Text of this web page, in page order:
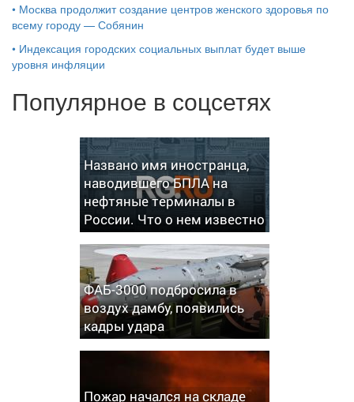
• Москва продолжит создание центров женского здоровья по
всему городу — Собянин
• Индексация городских социальных выплат будет выше
уровня инфляции
Популярное в соцсетях
Названо имя иностранца,
наводившего БПЛА на
нефтяные терминалы в
России. Что о нем известно
ФАБ-3000 подбросила в
воздух дамбу, появились
кадры удара
Пожар начался на складе